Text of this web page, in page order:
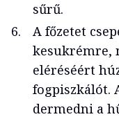
sűrű.
A főzetet
kesukrémre,
eléréséért
fogpiszkálót.
dermedni a